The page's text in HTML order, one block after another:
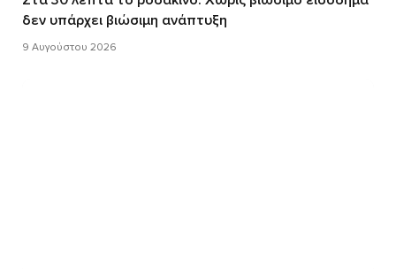
δεν υπάρχει βιώσιμη ανάπτυξη
9 Αυγούστου 2026